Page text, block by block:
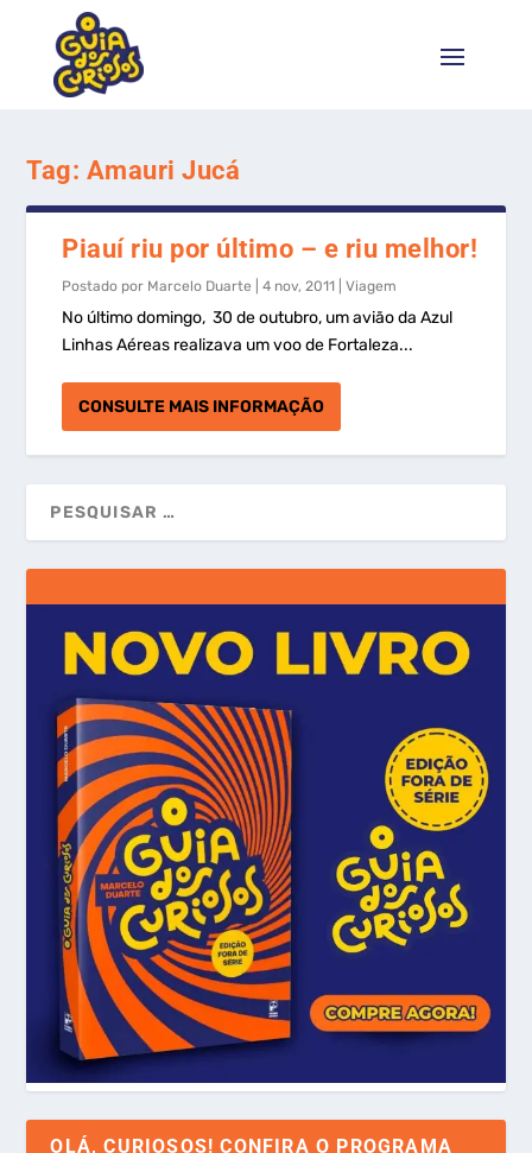
Tag: Amauri Jucá
Piauí riu por último – e riu melhor!
Postado por Marcelo Duarte |4 nov, 2011 |Viagem
No último domingo, 30 de outubro, um avião da Azul
Linhas Aéreas realizava um voo de Fortaleza...
CONSULTE MAIS INFORMAÇÃO
OLÁ, CURIOSOS! CONFIRA O PROGRAMA